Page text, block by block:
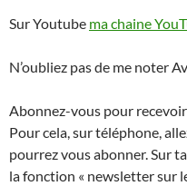
Sur Youtube ma chaine
N’oubliez pas de me noter
Abonnez-vous pour
Pour cela, sur téléphone,
pourrez vous abonner. Sur
la fonction « newsletter sur